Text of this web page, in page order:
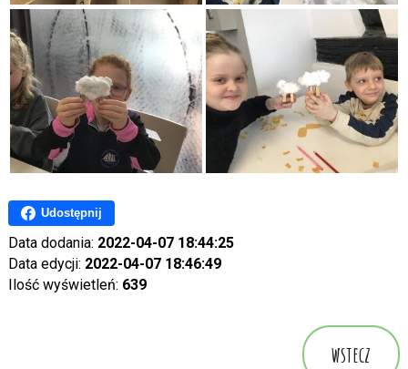
Udostępnij
Data dodania: 2022-04-07 18:44:25
Data edycji: 2022-04-07 18:46:49
Ilość wyświetleń: 639
wstecz